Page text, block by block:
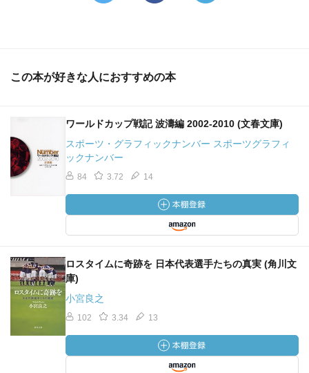
この本が好きな人におすすめの本
ワールドカップ戦記 波濤編 2002-2010 (文春文庫)
スポーツ・グラフィックナンバー スポーツグラフィ
ックナンバー
84 3.72 14
ロスタイムに奇跡を 日本代表選手たちの真実 (角川文
庫)
小宮良之
102 3.34 13